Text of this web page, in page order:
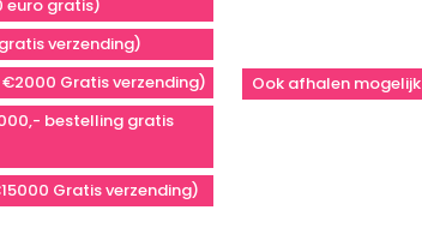
euro gratis)
verzending)
Gratis verzending)
bestelling gratis
Gratis verzending)
Ook afhalen mogelijk